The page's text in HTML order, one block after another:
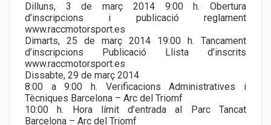
Dilluns, 3 de març 2014 9:00 h. Obertura
d’inscripcions i publicació reglament
www.raccmotorsport.es
Dimarts, 25 de març 2014 19:00 h. Tancament
d’inscripcions Publicació Llista d’inscrits
www.raccmotorsport.es
Dissabte, 29 de març 2014
8:00 a 9:00 h. Verificacions Administratives i
Tècniques Barcelona – Arc del Triomf
10:00 h. Hora límit d’entrada al Parc Tancat
Barcelona – Arc del Triomf